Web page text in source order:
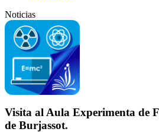
Noticias
Visita al Aula Experimenta de
de Burjassot.